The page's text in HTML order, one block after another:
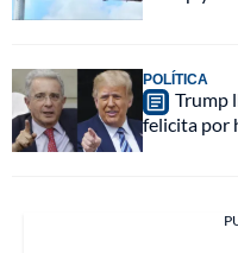
POLÍTICA
Trump
felicita por